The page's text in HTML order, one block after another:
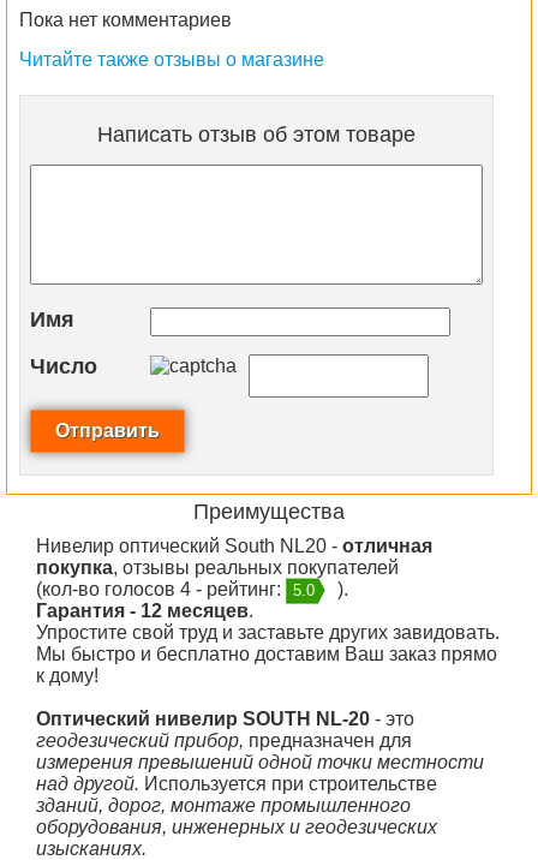
Пока нет комментариев
Читайте также отзывы о магазине
Написать отзыв об этом товаре
Имя
Число
Преимущества
Нивелир оптический South NL20 - отличная
покупка, отзывы реальных покупателей
(кол-во голосов 4 - рейтинг:
5.0
).
Гарантия - 12 месяцев.
Упростите свой труд и заставьте других завидовать.
Мы быстро и бесплатно доставим Ваш заказ прямо
к дому!
Оптический нивелир SOUTH NL-20 - это
геодезический прибор, предназначен для
измерения превышений одной точки местности
над другой. Используется при строительстве
зданий, дорог, монтаже промышленного
оборудования, инженерных и геодезических
изысканиях.